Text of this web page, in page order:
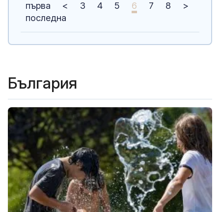
първа
< 3 4 5 6 7 8
>
последна
България